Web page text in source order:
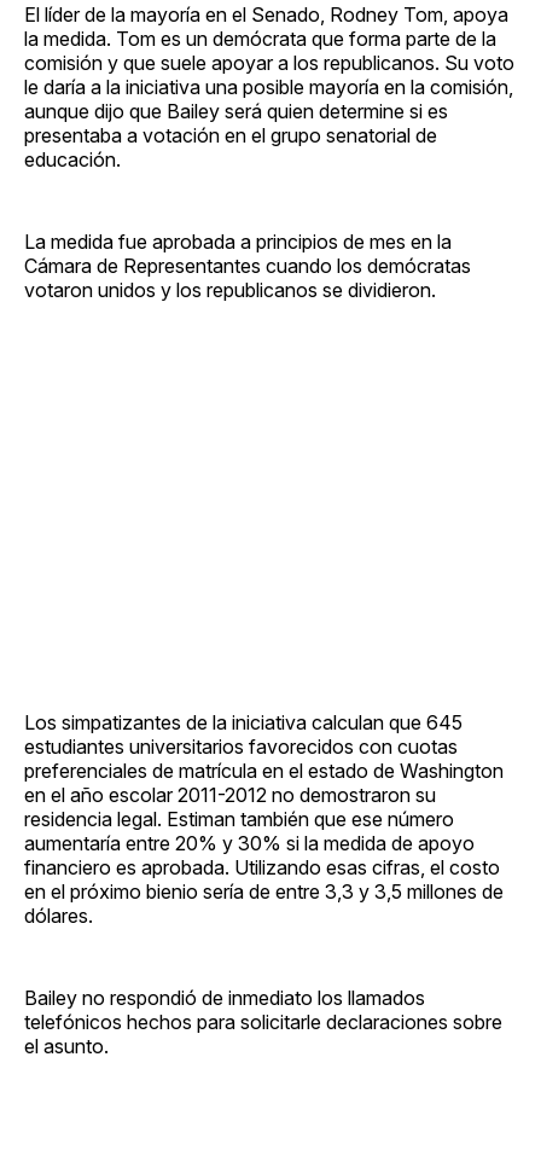
El líder de la mayoría en el Senado, Rodney Tom, apoya
la medida. Tom es un demócrata que forma parte de la
comisión y que suele apoyar a los republicanos. Su voto
le daría a la iniciativa una posible mayoría en la comisión,
aunque dijo que Bailey será quien determine si es
presentaba a votación en el grupo senatorial de
educación.
La medida fue aprobada a principios de mes en la
Cámara de Representantes cuando los demócratas
votaron unidos y los republicanos se dividieron.
Los simpatizantes de la iniciativa calculan que 645
estudiantes universitarios favorecidos con cuotas
preferenciales de matrícula en el estado de Washington
en el año escolar 2011-2012 no demostraron su
residencia legal. Estiman también que ese número
aumentaría entre 20% y 30% si la medida de apoyo
financiero es aprobada. Utilizando esas cifras, el costo
en el próximo bienio sería de entre 3,3 y 3,5 millones de
dólares.
Bailey no respondió de inmediato los llamados
telefónicos hechos para solicitarle declaraciones sobre
el asunto.